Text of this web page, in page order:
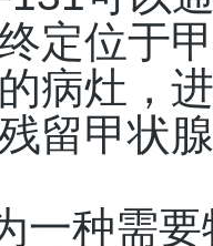
定位于
病灶，
留甲状
种需要